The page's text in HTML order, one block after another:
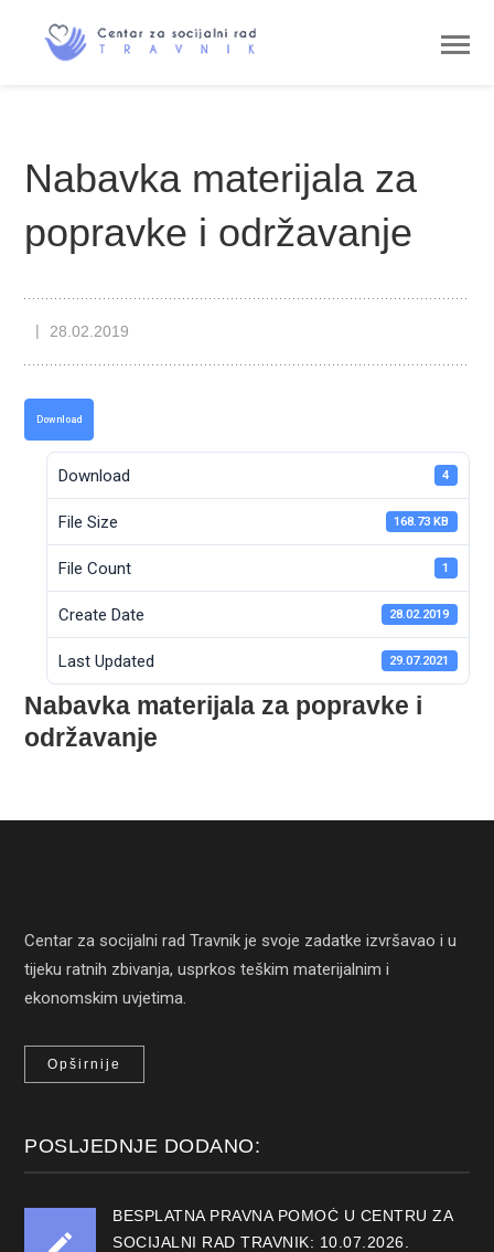
Nabavka materijala za
popravke i održavanje
28.02.2019
Download
Download 4
File Size 168.73 KB
File Count 1
Create Date 28.02.2019
Last Updated 29.07.2021
Nabavka materijala za popravke i
održavanje
Centar za socijalni rad Travnik je svoje zadatke izvršavao i u
tijeku ratnih zbivanja, usprkos teškim materijalnim i
ekonomskim uvjetima.
Opširnije
POSLJEDNJE DODANO:
BESPLATNA PRAVNA POMOĆ U CENTRU ZA
SOCIJALNI RAD TRAVNIK: 10.07.2026.